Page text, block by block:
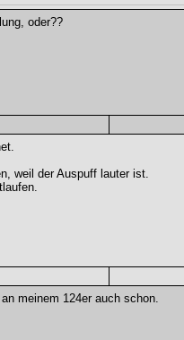
oder??
weil der Auspuff lauter ist.
meinem 124er auch schon.